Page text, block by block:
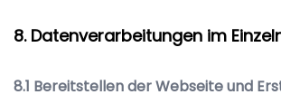
Datenverarbeitungen im
Bereitstellen der Webseite und